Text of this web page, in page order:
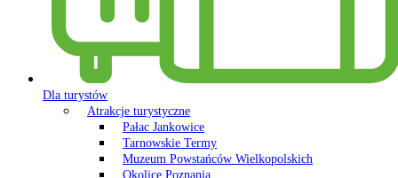
Dla turystów
Atrakcje turystyczne
Pałac Jankowice
Tarnowskie Termy
Muzeum Powstańców Wielkopolskich
Okolice Poznania